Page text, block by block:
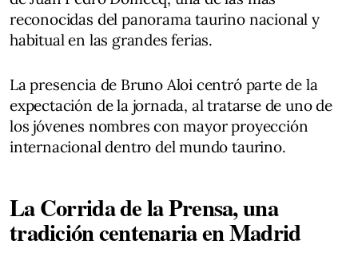
reconocidas del panorama taurino nacional y
habitual en las grandes ferias.
La presencia de Bruno Aloi centró parte de la
expectación de la jornada, al tratarse de uno de
los jóvenes nombres con mayor proyección
internacional dentro del mundo taurino.
La Corrida de la Prensa, una
tradición centenaria en Madrid